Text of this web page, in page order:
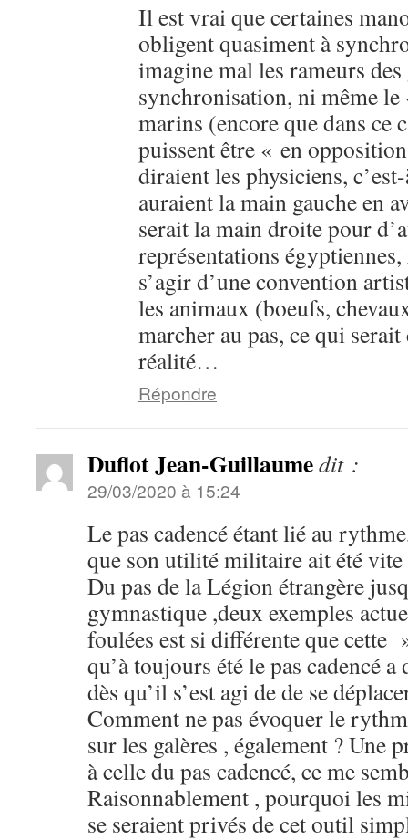
Il est vrai que certaines
obligent quasiment à
imagine mal les rameurs des
synchronisation, ni même
marins (encore que dans ce
puissent être « en
diraient les physiciens,
auraient la main gauche en
serait la main droite pour
représentations
s’agir d’une convention
les animaux (boeufs,
marcher au pas, ce qui
réalité…
Répondre
Duflot Jean-Guillaumedit :
29/03/2020 à 15:24
Le pas cadencé étant lié au
que son utilité militaire ait été vite
Du pas de la Légion étrangère
gymnastique ,deux exemples
foulées est si différente que cette
qu’à toujours été le pas cadencé
dès qu’il s’est agi de de se
Comment ne pas évoquer le
sur les galères , également ? Une
à celle du pas cadencé, ce me
Raisonnablement , pourquoi les
se seraient privés de cet outil